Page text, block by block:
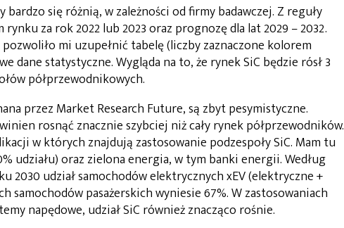
się różnią, w zależności od firmy badawczej. Z reguły
za rok 2022 lub 2023 oraz prognozę dla lat 2029 – 2032.
mi uzupełnić tabelę (liczby zaznaczone kolorem
dane statystyczne. Wygląda na to, że rynek SiC będzie rósł 3
półprzewodnikowych.
przez Market Research Future, są zbyt pesymistyczne.
rosnąć znacznie szybciej niż cały rynek półprzewodników.
w których znajdują zastosowanie podzespoły SiC. Mam tu
udziału) oraz zielona energia, w tym banki energii. Według
2030 udział samochodów elektrycznych xEV (elektryczne +
samochodów pasażerskich wyniesie 67%. W zastosowaniach
napędowe, udział SiC również znacząco rośnie.